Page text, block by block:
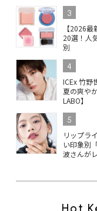
3
【2026
20選！人
別
4
ICEx 竹野
夏の爽や
LABO】
5
リップラ
い印象別
波さんが